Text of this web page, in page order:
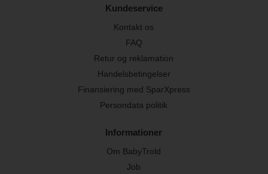
Kundeservice
Kontakt os
FAQ
Retur og reklamation
Handelsbetingelser
Finansiering med SparXpress
Persondata politik
Informationer
Om BabyTrold
Job